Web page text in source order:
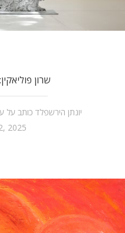
שרון
יונתן הירשפלד כותב על
2025